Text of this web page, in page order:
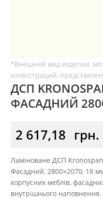
ДСП
ФАСАДНИЙ
2 617,18 грн.
Ламіноване ДСП
Фасадний, 2800×2070, 18
корпусних меблів,
внутрішнього